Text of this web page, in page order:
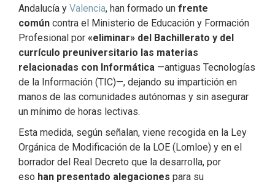
Andalucía y Valencia, han formado un frente
común contra el Ministerio de Educación y Formación
Profesional por «eliminar» del Bachillerato y del
currículo preuniversitario las materias
relacionadas con Informática —antiguas Tecnologías
de la Información (TIC)—, dejando su impartición en
manos de las comunidades autónomas y sin asegurar
un mínimo de horas lectivas.
Esta medida, según señalan, viene recogida en la Ley
Orgánica de Modificación de la LOE (Lomloe) y en el
borrador del Real Decreto que la desarrolla, por
eso han presentado alegaciones para su